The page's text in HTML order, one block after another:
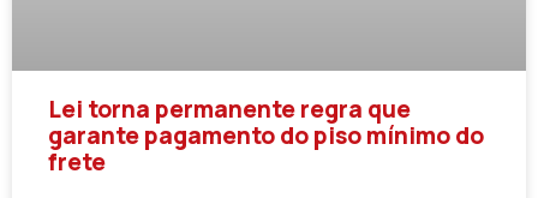
Lei torna permanente regra que
garante pagamento do piso mínimo do
frete